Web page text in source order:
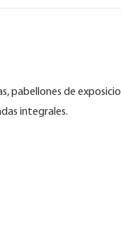
pabellones de
integrales.